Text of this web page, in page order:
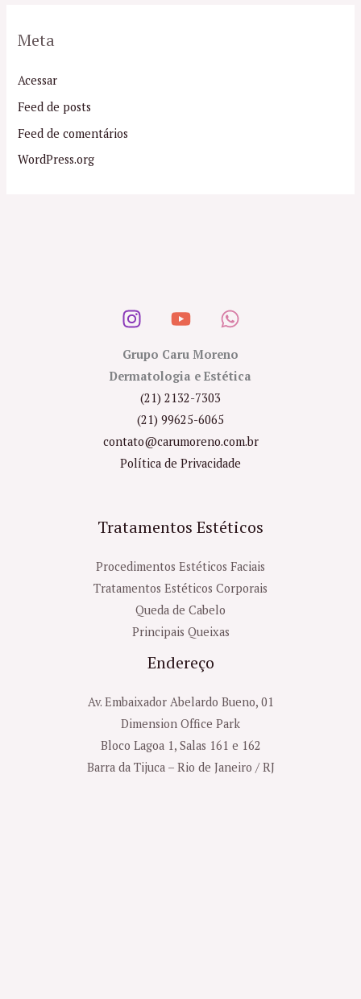
Meta
Acessar
Feed de posts
Feed de comentários
WordPress.org
Grupo Caru Moreno
Dermatologia e Estética
(21) 2132-7303
(21) 99625-6065
contato@carumoreno.com.br
Política de Privacidade
Tratamentos Estéticos
Procedimentos Estéticos Faciais
Tratamentos Estéticos Corporais
Queda de Cabelo
Principais Queixas
Endereço
Av. Embaixador Abelardo Bueno, 01
Dimension Office Park
Bloco Lagoa 1, Salas 161 e 162
Barra da Tijuca – Rio de Janeiro / RJ